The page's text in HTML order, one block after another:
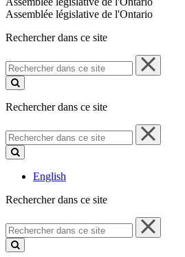
Assemblée législative de l'Ontario
Rechercher dans ce site
Rechercher
dans
ce
Rechercher dans ce site
Rechercher
dans
ce
English
Rechercher dans ce site
Rechercher
dans
ce